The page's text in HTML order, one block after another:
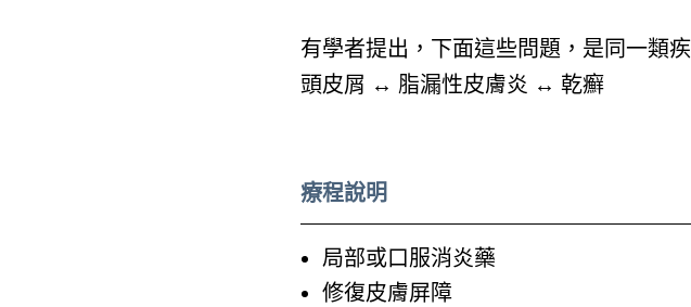
有學者提出，下面這些問題，是同一類
頭皮屑 ↔ 脂漏性皮膚炎 ↔ 乾癬
療程說明
局部或口服消炎藥
修復皮膚屏障